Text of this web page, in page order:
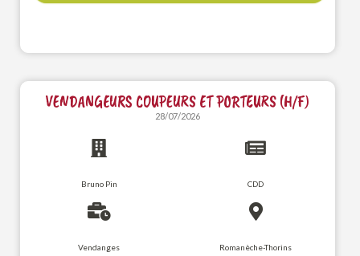
VENDANGEURS COUPEURS ET PORTEURS (H/F)
28/07/2026
Bruno Pin CDD
Vendanges Romanèche-Thorins